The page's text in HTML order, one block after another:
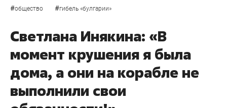
#общество #гибель «булгарии»
Светлана Инякина: «В
момент крушения я была
дома, а они на корабле не
выполнили свои